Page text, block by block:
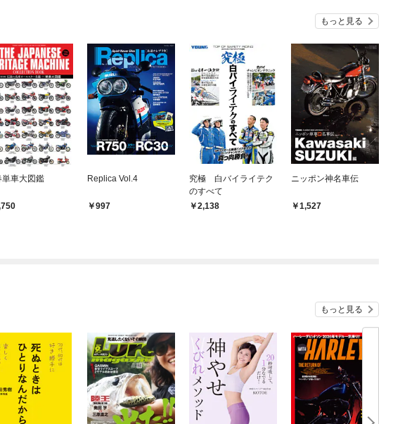
もっと見る
単車大図鑑 Replica Vol.4
997
究極 白バイライテク
のすべて
2,138
ニッポン神名車伝
1,527
もっと見る